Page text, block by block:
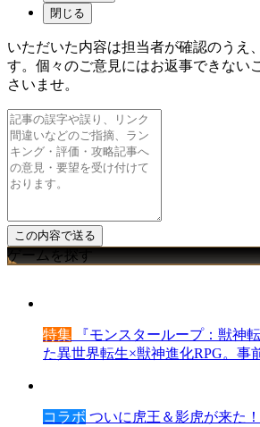
閉じる
いただいた内容は担当者が確認のうえ
す。個々のご意見にはお返事できない
さいませ。
ゲームを探す
特集 『モンスターループ：獣神
た異世界転生×獣神進化RPG。事
コラボ ついに虎王＆影虎が来た